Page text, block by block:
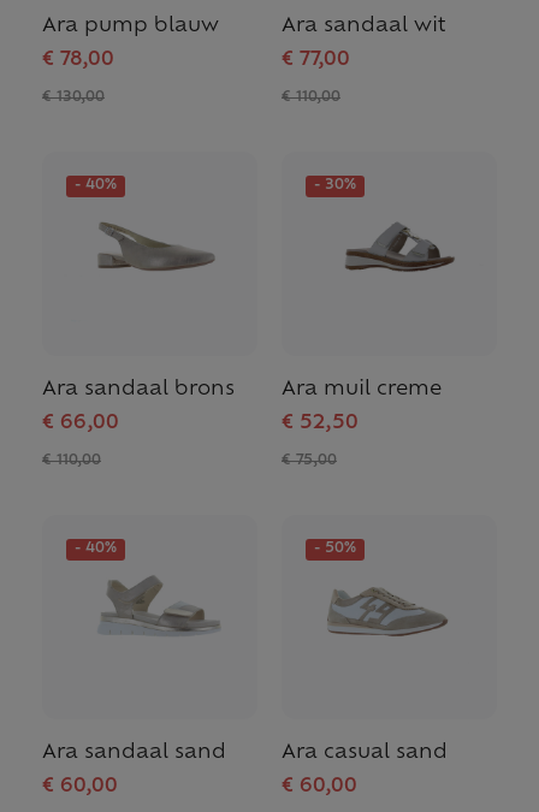
Ara pump blauw
€ 78,00
€ 130,00
Ara sandaal wit
€ 77,00
€ 110,00
- 40%
Ara sandaal brons
€ 66,00
€ 110,00
- 30%
Ara muil creme
€ 52,50
€ 75,00
- 40%
Ara sandaal sand
€ 60,00
- 50%
Ara casual sand
€ 60,00